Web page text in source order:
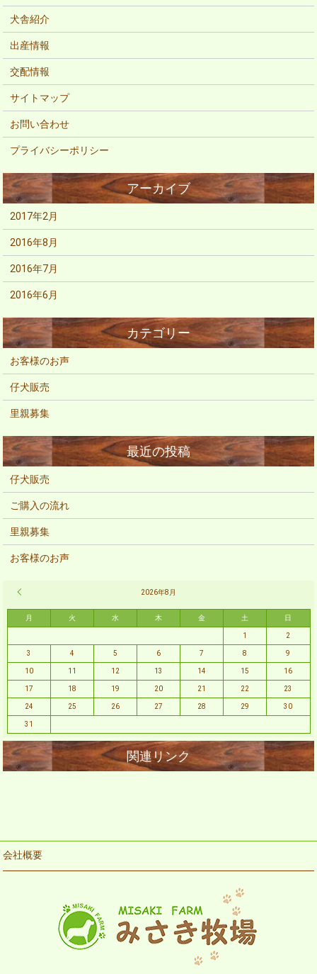
犬舎紹介
出産情報
交配情報
サイトマップ
お問い合わせ
プライバシーポリシー
2017年2月
2016年8月
2016年7月
2016年6月
お客様のお声
仔犬販売
里親募集
仔犬販売
ご購入の流れ
里親募集
お客様のお声
2026年8月
月 火 水 木 金 土 日
1 2
3 4 5 6 7 8 9
10 11 12 13 14 15 16
17 18 19 20 21 22 23
24 25 26 27 28 29 30
31
会社概要